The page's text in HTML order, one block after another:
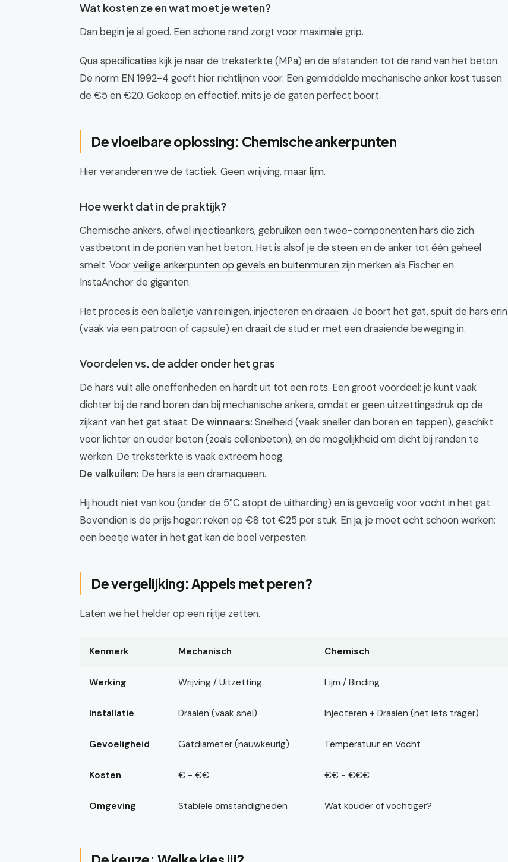
Wat kosten ze en wat moet je weten?
Dan begin je al goed. Een schone rand zorgt voor maximale grip.
Qua specificaties kijk je naar de treksterkte (MPa) en de afstanden tot de rand van het beton.
De norm EN 1992-4 geeft hier richtlijnen voor. Een gemiddelde mechanische anker kost tussen
de €5 en €20. Gokoop en effectief, mits je de gaten perfect boort.
De vloeibare oplossing: Chemische ankerpunten
Hier veranderen we de tactiek. Geen wrijving, maar lijm.
Hoe werkt dat in de praktijk?
Chemische ankers, ofwel injectieankers, gebruiken een twee-componenten hars die zich
vastbetont in de poriën van het beton. Het is alsof je de steen en de anker tot één geheel
smelt. Voorveilige ankerpunten op gevels en buitenmuren zijn merken als Fischer en
InstaAnchor de giganten.
Het proces is een balletje van reinigen, injecteren en draaien. Je boort het gat, spuit de hars erin
(vaak via een patroon of capsule) en draait de stud er met een draaiende beweging in.
Voordelen vs. de adder onder het gras
De hars vult alle oneffenheden en hardt uit tot een rots. Een groot voordeel: je kunt vaak
dichter bij de rand boren dan bij mechanische ankers, omdat er geen uitzettingsdruk op de
zijkant van het gat staat. De winnaars: Snelheid (vaak sneller dan boren en tappen), geschikt
voor lichter en ouder beton (zoals cellenbeton), en de mogelijkheid om dicht bij randen te
werken. De treksterkte is vaak extreem hoog.
De valkuilen: De hars is een dramaqueen.
Hij houdt niet van kou (onder de 5°C stopt de uitharding) en is gevoelig voor vocht in het gat.
Bovendien is de prijs hoger: reken op €8 tot €25 per stuk. En ja, je moet echt schoon werken;
een beetje water in het gat kan de boel verpesten.
De vergelijking: Appels met peren?
Laten we het helder op een rijtje zetten.
Kenmerk Mechanisch Chemisch
Werking Wrijving / Uitzetting Lijm / Binding
Installatie Draaien (vaak snel) Injecteren + Draaien (net iets trager)
Gevoeligheid Gatdiameter (nauwkeurig) Temperatuur en Vocht
Kosten € - €€ €€ - €€€
Omgeving Stabiele omstandigheden Wat kouder of vochtiger?